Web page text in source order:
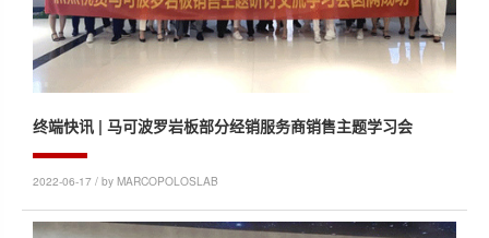
终端快讯 | 马可波罗岩板部分经销服务商销售主题学习会
2022-06-17 / by MARCOPOLOSLAB